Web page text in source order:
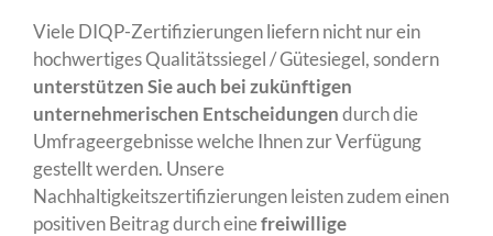
Viele DIQP-Zertifizierungen liefern nicht nur ein
hochwertiges Qualitätssiegel / Gütesiegel, sondern
unterstützen Sie auch bei zukünftigen
unternehmerischen Entscheidungendurch die
Umfrageergebnisse welche Ihnen zur Verfügung
gestellt werden. Unsere
Nachhaltigkeitszertifizierungen leisten zudem einen
positiven Beitrag durch einefreiwillige